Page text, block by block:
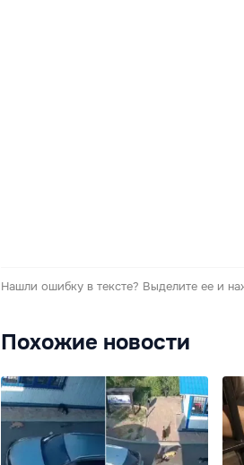
Нашли ошибку в тексте? Выделите ее и
Похожие новости